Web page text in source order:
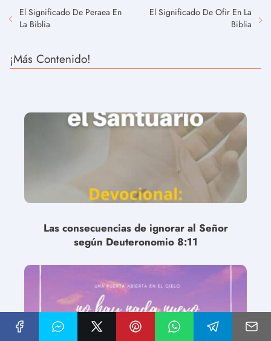
El Significado De Peraea En
La Biblia
El Significado De Ofir En La
Biblia
¡Más Contenido!
Las consecuencias de ignorar al Señor
según Deuteronomio 8:11